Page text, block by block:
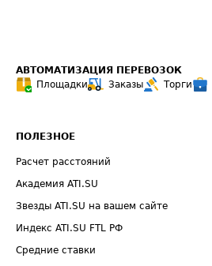
АВТОМАТИЗАЦИЯ ПЕРЕВОЗОК
Площадки
Заказы Торги
ПОЛЕЗНОЕ
Расчет расстояний
Академия ATI.SU
Звезды ATI.SU на вашем сайте
Индекс ATI.SU FTL РФ
Средние ставки